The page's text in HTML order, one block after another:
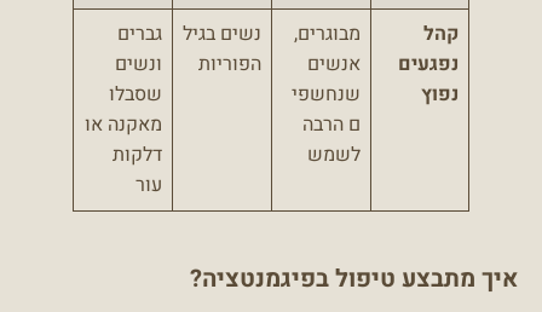
קהל
נפגעים
נפוץ
מבוגרים,
אנשים
שנחשפי
ם הרבה
לשמש
נשים בגיל
הפוריות
גברים
ונשים
שסבלו
מאקנה או
דלקות
עור
איך מתבצע טיפול בפיגמנטציה?